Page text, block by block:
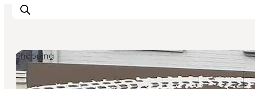
Inspiration
Shopping